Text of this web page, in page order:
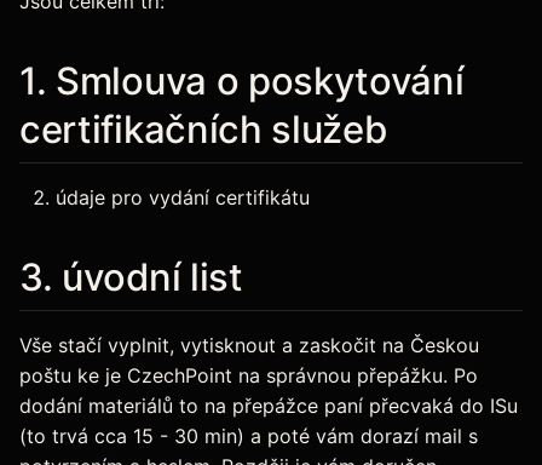
1. Smlouva o poskytování
certifikačních služeb
údaje pro vydání certifikátu
3. úvodní list
Vše stačí vyplnit, vytisknout a zaskočit na Českou
poštu ke je CzechPoint na správnou přepážku. Po
dodání materiálů to na přepážce paní přecvaká do ISu
(to trvá cca 15 - 30 min) a poté vám dorazí mail s